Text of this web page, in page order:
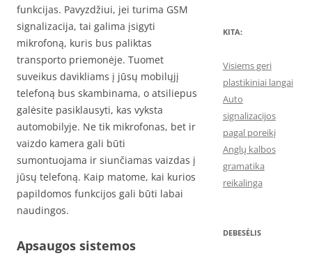
funkcijas. Pavyzdžiui, jei turima GSM
signalizacija, tai galima įsigyti
mikrofoną, kuris bus paliktas
transporto priemonėje. Tuomet
suveikus davikliams į jūsų mobilųjį
telefoną bus skambinama, o atsiliepus
galėsite pasiklausyti, kas vyksta
automobilyje. Ne tik mikrofonas, bet ir
vaizdo kamera gali būti
sumontuojama ir siunčiamas vaizdas į
jūsų telefoną. Kaip matome, kai kurios
papildomos funkcijos gali būti labai
naudingos.
Apsaugos sistemos
KITA:
Visiems geri
plastikiniai langai
Auto
signalizacijos
pagal poreikį
Anglų kalbos
gramatika
reikalinga
DEBESĖLIS